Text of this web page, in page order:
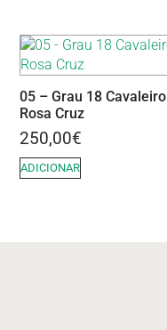
05 – Grau 18 Cavaleiro
Rosa Cruz
250,00€
ADICIONAR